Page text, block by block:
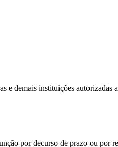
e demais instituições
por decurso de prazo ou por